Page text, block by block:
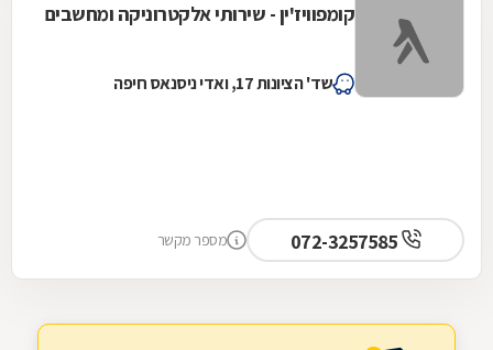
קומפוויז'ין - שירותי אלקטרוניקה ומחשבים
שד' הציונות 17, ואדי ניסנאס חיפה
מספר מקשר